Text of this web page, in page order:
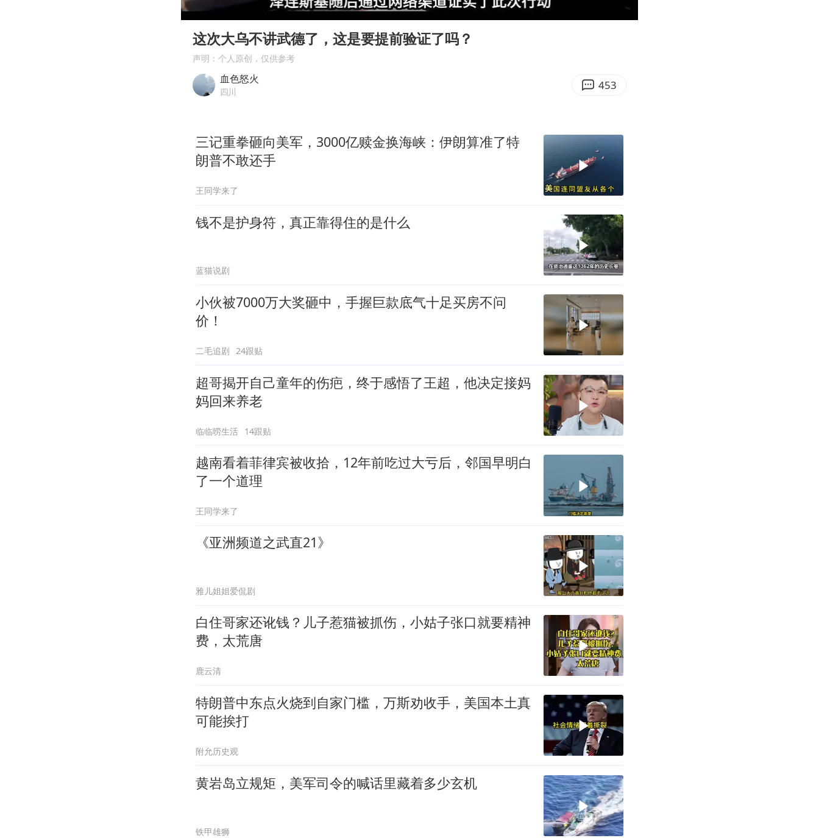
今年第二强台风将带来多大影响
张本智和：零封向鹏不意外
22岁女生独闯南太行失联12天
习近平心系体育强国建设
这次大乌不讲武德了，这是要提前验证了吗？
声明：个人原创，仅供参考
血色怒火
四川 453
三记重拳砸向美军，3000亿赎金换海峡：伊朗算准了特
朗普不敢还手
王同学来了
钱不是护身符，真正靠得住的是什么
蓝猫说剧
小伙被7000万大奖砸中，手握巨款底气十足买房不问
价！
二毛追剧 24跟贴
超哥揭开自己童年的伤疤，终于感悟了王超，他决定接妈
妈回来养老
临临唠生活 14跟贴
越南看着菲律宾被收拾，12年前吃过大亏后，邻国早明白
了一个道理
王同学来了
《亚洲频道之武直21》
雅儿姐姐爱侃剧
白住哥家还讹钱？儿子惹猫被抓伤，小姑子张口就要精神
费，太荒唐
鹿云清
特朗普中东点火烧到自家门槛，万斯劝收手，美国本土真
可能挨打
附允历史观
黄岩岛立规矩，美军司令的喊话里藏着多少玄机
铁甲雄狮